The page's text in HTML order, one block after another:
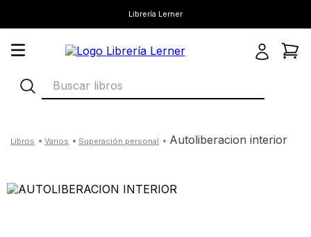
Librería Lerner
Buscar libros
varios superación personal autoliberacion interior